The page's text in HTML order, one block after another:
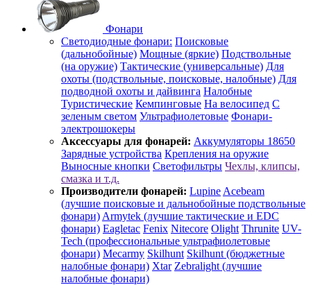
Фонари
Светодиодные фонари: Поисковые
(дальнобойные) Мощные (яркие) Подствольные
(на оружие) Тактические (универсальные) Для
охоты (подствольные, поисковые, налобные) Для
подводной охоты и дайвинга Налобные
Туристические Кемпинговые На велосипед С
зеленым светом Ультрафиолетовые Фонари-
электрошокеры
Аксессуары для фонарей: Аккумуляторы 18650
Зарядные устройства Крепления на оружие
Выносные кнопки Светофильтры Чехлы, клипсы,
смазка и т.д.
Производители фонарей: Lupine Acebeam
(лучшие поисковые и дальнобойные подствольные
фонари) Armytek (лучшие тактические и EDC
фонари) Eagletac Fenix Nitecore Olight Thrunite UV-
Tech (профессиональные ультрафиолетовые
фонари) Mecarmy Skilhunt Skilhunt (бюджетные
налобные фонари) Xtar Zebralight (лучшие
налобные фонари)